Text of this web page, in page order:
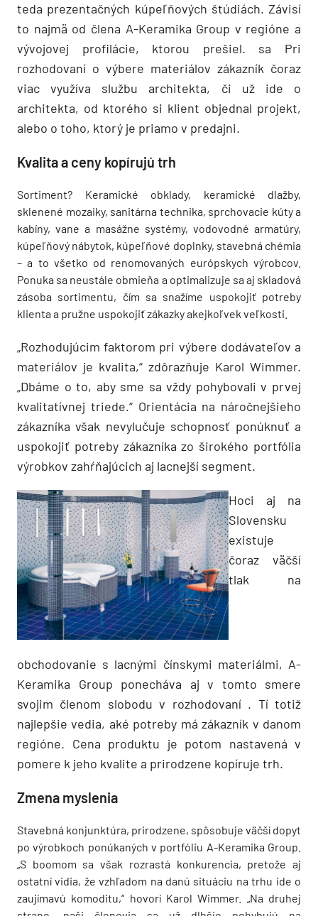
teda prezentačných kúpeľňových štúdiách. Závisí
to najmä od člena A-Keramika Group v regióne a
vývojovej profilácie, ktorou prešiel. sa Pri
rozhodovaní o výbere materiálov zákazník čoraz
viac využíva službu architekta, či už ide o
architekta, od ktorého si klient objednal projekt,
alebo o toho, ktorý je priamo v predajni.
Kvalita a ceny kopírujú trh
Sortiment? Keramické obklady, keramické dlažby,
sklenené mozaiky, sanitárna technika, sprchovacie kúty a
kabíny, vane a masážne systémy, vodovodné armatúry,
kúpeľňový nábytok, kúpeľňové doplnky, stavebná chémia
– a to všetko od renomovaných európskych výrobcov.
Ponuka sa neustále obmieňa a optimalizuje sa aj skladová
zásoba sortimentu, čím sa snažíme uspokojiť potreby
klienta a pružne uspokojiť zákazky akejkoľvek veľkosti.
„Rozhodujúcim faktorom pri výbere dodávateľov a
materiálov je kvalita,“ zdôrazňuje Karol Wimmer.
„Dbáme o to, aby sme sa vždy pohybovali v prvej
kvalitatívnej triede.“ Orientácia na náročnejšieho
zákazníka však nevylučuje schopnosť ponúknuť a
uspokojiť potreby zákazníka zo širokého portfólia
výrobkov zahŕňajúcich aj lacnejší segment.
Hoci aj na
Slovensku
existuje
čoraz väčší
tlak na
obchodovanie s lacnými čínskymi materiálmi, A-
Keramika Group ponecháva aj v tomto smere
svojim členom slobodu v rozhodovaní . Tí totiž
najlepšie vedia, aké potreby má zákazník v danom
regióne. Cena produktu je potom nastavená v
pomere k jeho kvalite a prirodzene kopíruje trh.
Zmena myslenia
Stavebná konjunktúra, prirodzene, spôsobuje väčší dopyt
po výrobkoch ponúkaných v portfóliu A-Keramika Group.
„S boomom sa však rozrastá konkurencia, pretože aj
ostatní vidia, že vzhľadom na danú situáciu na trhu ide o
zaujímavú komoditu,“ hovorí Karol Wimmer. „Na druhej